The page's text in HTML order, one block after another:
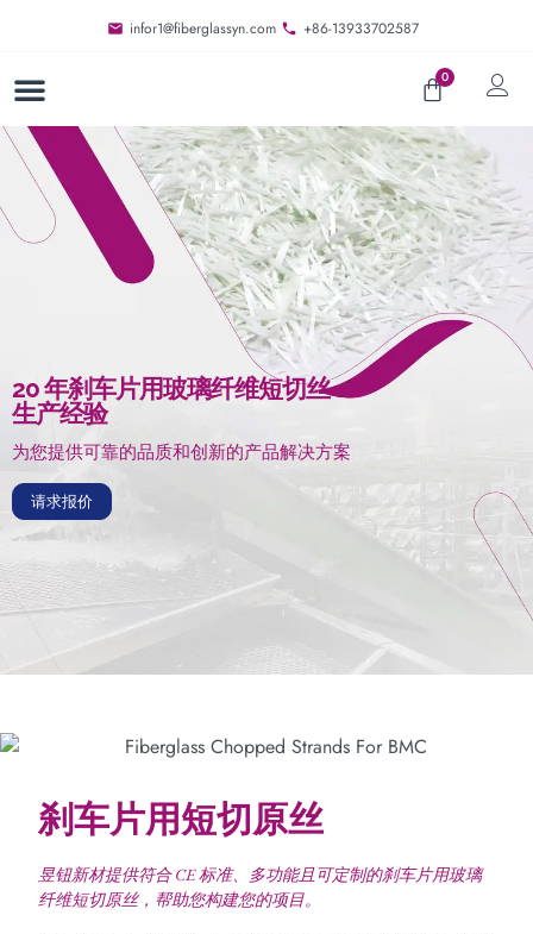
infor1@fiberglassyn.com +86-13933702587
0
20 年刹车片用玻璃纤维短切丝
生产经验
为您提供可靠的品质和创新的产品解决方案
请求报价
刹车片用短切原丝
昱钮新材提供符合 CE 标准、多功能且可定制的刹车片用玻璃
纤维短切原丝，帮助您构建您的项目。